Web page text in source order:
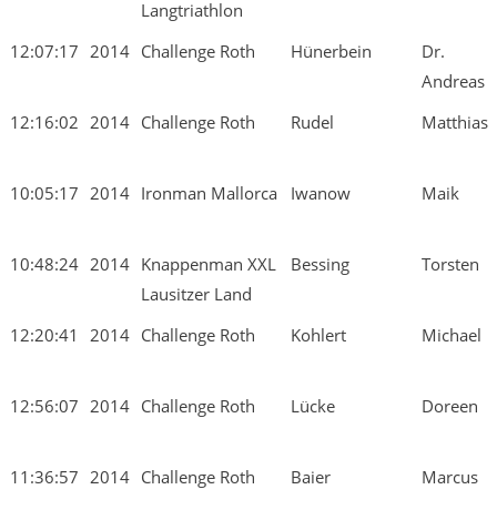
Langtriathlon
12:07:17 2014 Challenge Roth Hünerbein
Dr.
Andreas
12:16:02 2014 Challenge Roth Rudel Matthias
10:05:17 2014 Ironman Mallorca Iwanow Maik
10:48:24 2014 Knappenman XXL
Lausitzer Land
Bessing Torsten
12:20:41 2014 Challenge Roth Kohlert Michael
12:56:07 2014 Challenge Roth Lücke Doreen
11:36:57 2014 Challenge Roth Baier Marcus